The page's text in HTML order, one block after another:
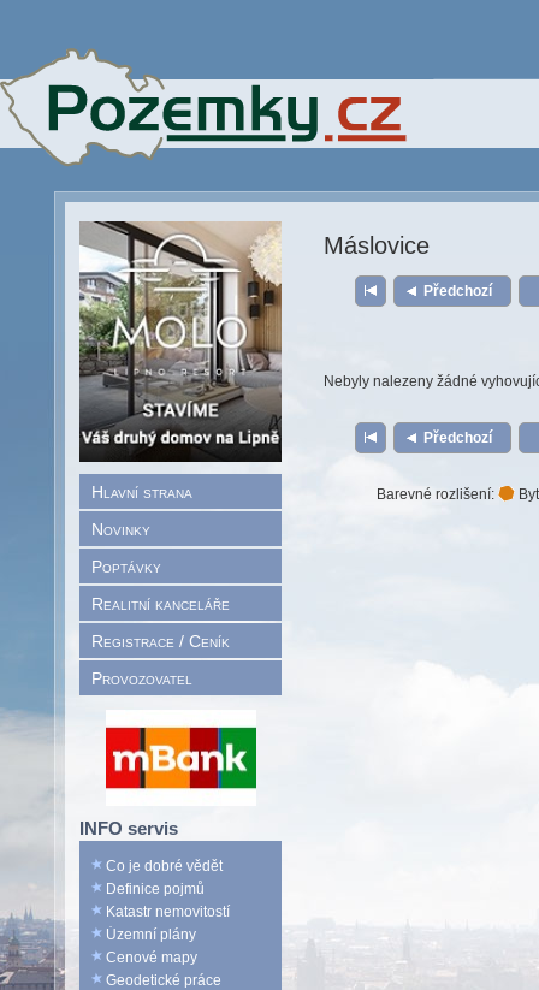
Hlavní strana
Novinky
Poptávky
Realitní kanceláře
Registrace / Ceník
Provozovatel
INFO servis
Co je dobré vědět
Definice pojmů
Katastr nemovitostí
Územní plány
Cenové mapy
Geodetické práce
Máslovice
Předchozí
Nebyly nalezeny žádné
Předchozí
Barevné rozlišení: